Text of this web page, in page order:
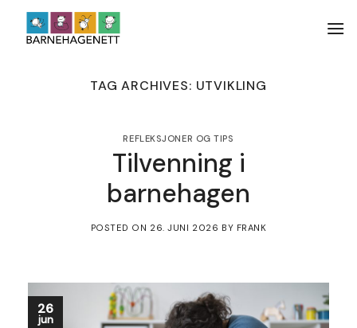
content
TAG ARCHIVES: UTVIKLING
REFLEKSJONER OG TIPS
Tilvenning i
barnehagen
POSTED ON 26. JUNI 2026 BY FRANK
26
jun